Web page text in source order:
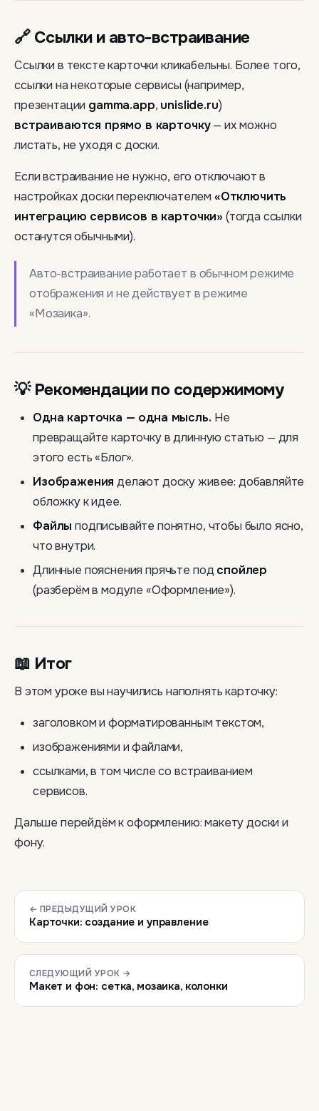
🔗 Ссылки и авто-встраивание
Ссылки в тексте карточки кликабельны. Более того,
ссылки на некоторые сервисы (например,
презентации gamma.app, unislide.ru)
встраиваются прямо в карточку— их можно
листать, не уходя с доски.
Если встраивание не нужно, его отключают в
настройках доски переключателем«Отключить
интеграцию сервисов в карточки» (тогда ссылки
останутся обычными).
Авто-встраивание работает в обычном режиме
отображения и не действует в режиме
«Мозаика».
💡 Рекомендации по содержимому
Одна карточка — одна мысль. Не
превращайте карточку в длинную статью — для
этого есть «Блог».
Изображения делают доску живее: добавляйте
обложку к идее.
Файлы подписывайте понятно, чтобы было ясно,
что внутри.
Длинные пояснения прячьте подспойлер
(разберём в модуле «Оформление»).
📖 Итог
В этом уроке вы научились наполнять карточку:
заголовком и форматированным текстом,
изображениями и файлами,
ссылками, в том числе со встраиванием
сервисов.
Дальше перейдём к оформлению: макету доски и
фону.
← ПРЕДЫДУЩИЙ УРОК
Карточки: создание и управление
СЛЕДУЮЩИЙ УРОК →
Макет и фон: сетка, мозаика, колонки